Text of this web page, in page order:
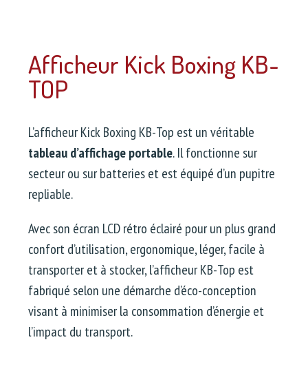
Afficheur Kick Boxing KB-
TOP
L’afficheur Kick Boxing KB-Top est un véritable
tableau d’affichage portable. Il fonctionne sur
secteur ou sur batteries et est équipé d’un pupitre
repliable.
Avec son écran LCD rétro éclairé pour un plus grand
confort d’utilisation, ergonomique, léger, facile à
transporter et à stocker, l’afficheur KB-Top est
fabriqué selon une démarche d’éco-conception
visant à minimiser la consommation d’énergie et
l’impact du transport.